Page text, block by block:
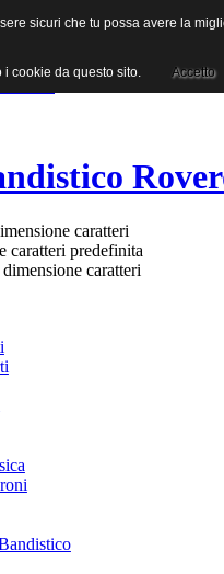
principale
sicuri che tu possa avere la
i cookie da questo sito. Accetto